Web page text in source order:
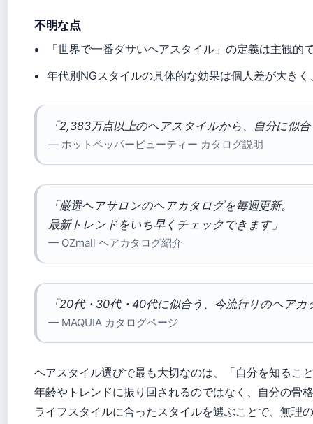
不明な点
「世界で一番ダサいヘアスタイル」の定義は主観的
年代別NGスタイルの具体的な効果は個人差が大き
「2,383万点以上のヘアスタイルから、自分に似
— ホットペッパービューティー カタログ説明
「厳選ヘアサロンのヘアカタログを毎週更新。
最新トレンドをいち早くチェックできます」
— OZmall ヘアカタログ紹介
「20代・30代・40代に似合う、今流行りのヘア
— MAQUIA カタログページ
ヘアスタイル選びで最も大切なのは、「自分を知るこ
年齢やトレンドに振り回されるのではなく、自分の骨
ライフスタイルに合ったスタイルを選ぶことで、無理